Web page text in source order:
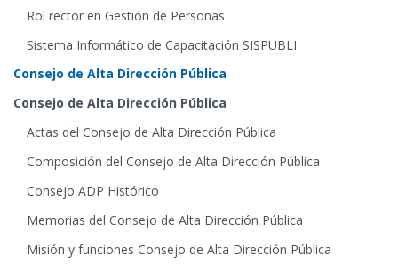
Rol rector en Gestión de Personas
Sistema Informático de Capacitación SISPUBLI
Consejo de Alta Dirección Pública
Consejo de Alta Dirección Pública
Actas del Consejo de Alta Dirección Pública
Composición del Consejo de Alta Dirección Pública
Consejo ADP Histórico
Memorias del Consejo de Alta Dirección Pública
Misión y funciones Consejo de Alta Dirección Pública